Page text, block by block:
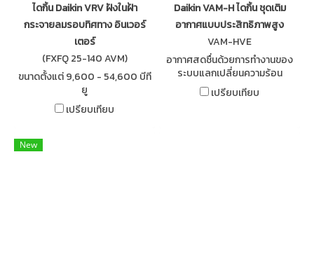
ไดกิ้น Daikin VRV ฝังในฝ้า
กระจายลมรอบทิศทาง อินเวอร์
เตอร์
(FXFQ 25-140 AVM)
ขนาดตั้งแต่ 9,600 - 54,600 บีที
ยู
เปรียบเทียบ
Daikin VAM-H ไดกิ้น ชุดเติม
อากาศแบบประสิทธิภาพสูง
VAM-HVE
อากาศสดชื่นด้วยการทำงานของ
ระบบแลกเปลี่ยนความร้อน
ระหว่างอากาศภายในห้องและ
ภายนอก เพื่อลดอุณหภูมิของ
เปรียบเทียบ
New